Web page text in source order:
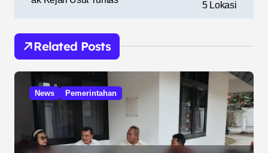
g
a
s
5 Lokasi
Related Posts
News Pemerintahan